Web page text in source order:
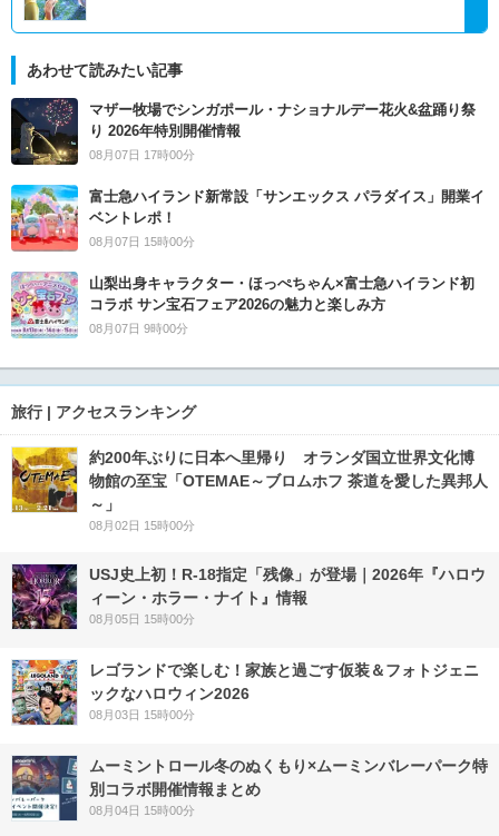
あわせて読みたい記事
マザー牧場でシンガポール・ナショナルデー花火&盆踊り祭
り 2026年特別開催情報
08月07日 17時00分
富士急ハイランド新常設「サンエックス パラダイス」開業イ
ベントレポ！
08月07日 15時00分
山梨出身キャラクター・ほっぺちゃん×富士急ハイランド初
コラボ サン宝石フェア2026の魅力と楽しみ方
08月07日 9時00分
旅行 | アクセスランキング
約200年ぶりに日本へ里帰り オランダ国立世界文化博
物館の至宝「OTEMAE～ブロムホフ 茶道を愛した異邦人
～」
08月02日 15時00分
USJ史上初！R-18指定「残像」が登場｜2026年『ハロウ
ィーン・ホラー・ナイト』情報
08月05日 15時00分
レゴランドで楽しむ！家族と過ごす仮装＆フォトジェニ
ックなハロウィン2026
08月03日 15時00分
ムーミントロール冬のぬくもり×ムーミンバレーパーク特
別コラボ開催情報まとめ
08月04日 15時00分